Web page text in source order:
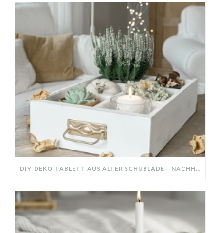
DIY-DEKO-TABLETT AUS ALTER SCHUBLADE – NACHHALTIGE HERBSTDEKO SELBER MACHEN!